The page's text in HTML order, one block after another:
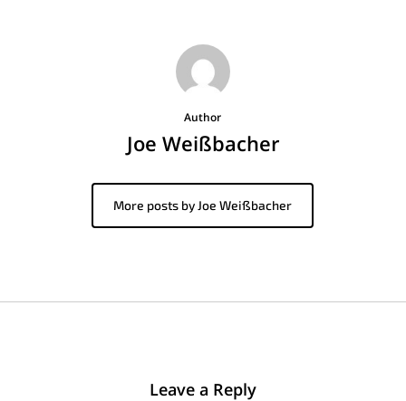
Author
Joe Weißbacher
More posts by Joe Weißbacher
Leave a Reply